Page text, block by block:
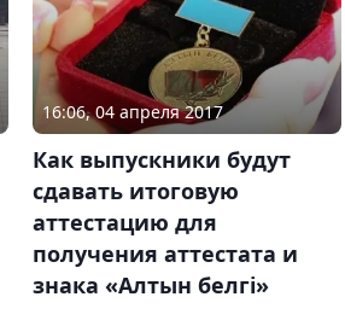
16:06, 04 апреля 2017
Как выпускники будут
сдавать итоговую
аттестацию для
получения аттестата и
знака «Алтын белгі»